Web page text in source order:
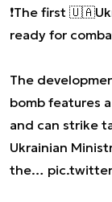
❗️The first
ready for
The
bomb features
and can strike
Ukrainian
the…